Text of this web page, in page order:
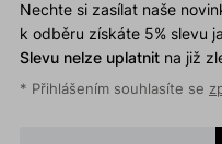
Nechte si zasílat naše
k odběru získáte 5% slevu
Slevu nelze uplatnitna již
* Přihlášením souhlasíte se